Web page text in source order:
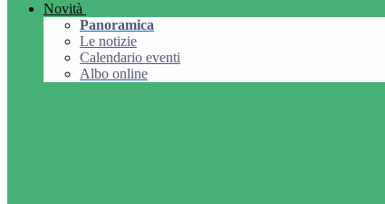
Novità
Panoramica
Le notizie
Calendario eventi
Albo online